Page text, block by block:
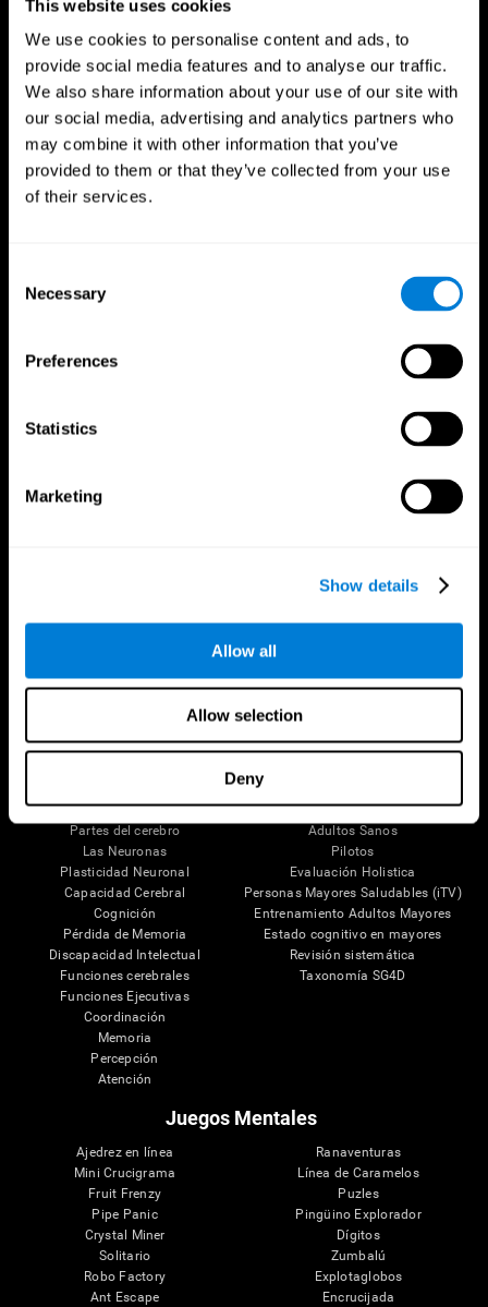
This website uses cookies
We use cookies to personalise content and ads, to
provide social media features and to analyse our traffic.
We also share information about your use of our site with
our social media, advertising and analytics partners who
may combine it with other information that you’ve
provided to them or that they’ve collected from your use
of their services.
Selection
Necessary
Preferences
Statistics
Marketing
Show details
Allow all
Allow selection
Deny
Síguenos en
Tu Cerebro
Mente y Cerebro
Partes del cerebro
Las Neuronas
Plasticidad Neuronal
Capacidad Cerebral
Cognición
Pérdida de Memoria
Discapacidad Intelectual
Funciones cerebrales
Funciones Ejecutivas
Coordinación
Memoria
Percepción
Atención
Investigación
Validación de las Terapias Digitales
Juegos de Ordenador
Adultos Sanos
Pilotos
Evaluación Holistica
Personas Mayores Saludables (iTV)
Entrenamiento Adultos Mayores
Estado cognitivo en mayores
Revisión sistemática
Taxonomía SG4D
Juegos Mentales
Ajedrez en línea
Mini Crucigrama
Fruit Frenzy
Pipe Panic
Crystal Miner
Solitario
Robo Factory
Ant Escape
Ranaventuras
Línea de Caramelos
Puzles
Pingüino Explorador
Dígitos
Zumbalú
Explotaglobos
Encrucijada